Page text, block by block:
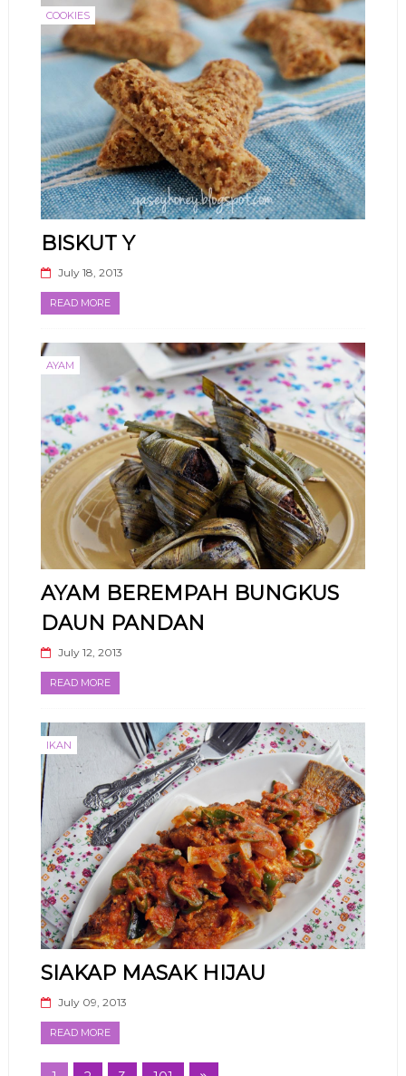
COOKIES
BISKUT Y
July 18, 2013
READ MORE
AYAM
AYAM BEREMPAH BUNGKUS
DAUN PANDAN
July 12, 2013
READ MORE
IKAN
SIAKAP MASAK HIJAU
July 09, 2013
READ MORE